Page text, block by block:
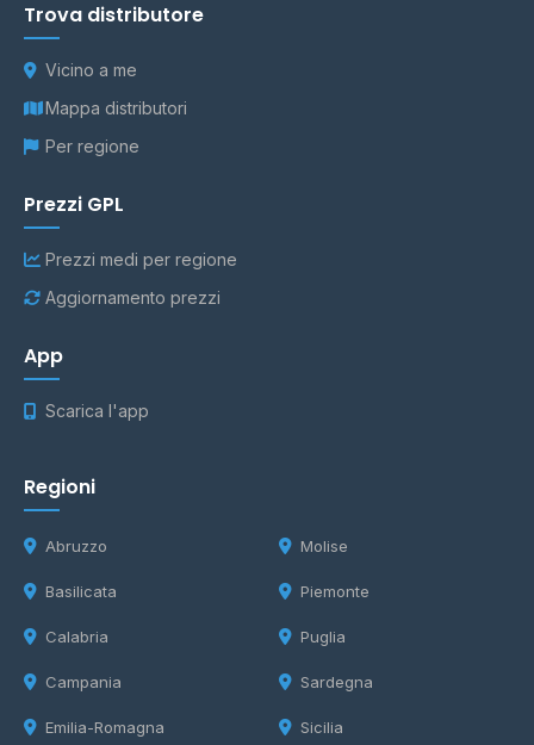
Trova distributore
Vicino a me
Mappa distributori
Per regione
Prezzi GPL
Prezzi medi per regione
Aggiornamento prezzi
App
Scarica l'app
Regioni
Abruzzo
Basilicata
Calabria
Campania
Emilia-Romagna
Molise
Piemonte
Puglia
Sardegna
Sicilia